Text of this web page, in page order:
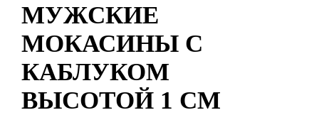
МУЖСКИЕ
МОКАСИНЫ С
КАБЛУКОМ
ВЫСОТОЙ 1 СМ